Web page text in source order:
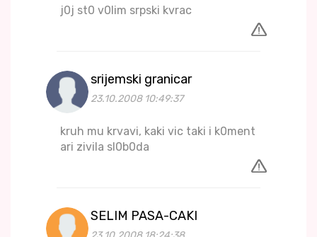
j0j st0 v0lim srpski kvrac
srijemski granicar
23.10.2008 10:49:37
kruh mu krvavi, kaki vic taki i k0ment
ari zivila sl0b0da
SELIM PASA-CAKI